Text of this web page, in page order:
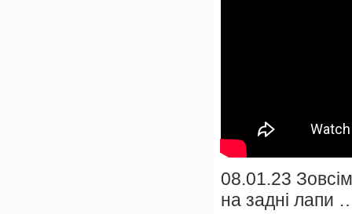
08.01.23
на задні лапи